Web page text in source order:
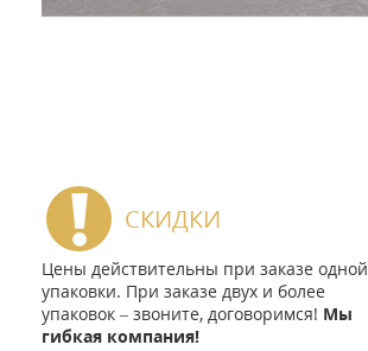
СКИДКИ
Цены действительны при заказе одной
упаковки. При заказе двух и более
упаковок – звоните, договоримся! Мы
гибкая компания!